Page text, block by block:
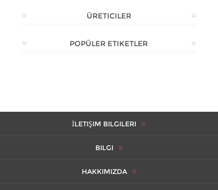
ÜRETICILER
POPÜLER ETIKETLER
İLETIŞIM BILGILERI
BILGI
HAKKIMIZDA